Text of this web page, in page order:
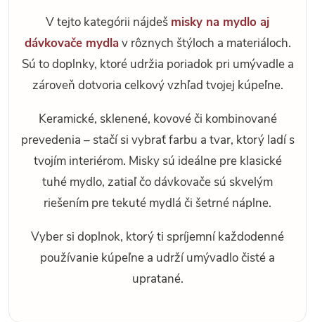
V tejto kategórii nájdeš misky na mydlo aj
dávkovače mydlav rôznych štýloch a materiáloch.
Sú to doplnky, ktoré udržia poriadok pri umývadle a
zároveň dotvoria celkový vzhľad tvojej kúpeľne.
Keramické, sklenené, kovové či kombinované
prevedenia – stačí si vybrať farbu a tvar, ktorý ladí s
tvojím interiérom. Misky sú ideálne pre klasické
tuhé mydlo, zatiaľ čo dávkovače sú skvelým
riešením pre tekuté mydlá či šetrné náplne.
Vyber si doplnok, ktorý ti spríjemní každodenné
používanie kúpeľne a udrží umývadlo čisté a
upratané.